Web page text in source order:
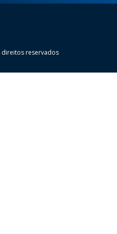
reservados